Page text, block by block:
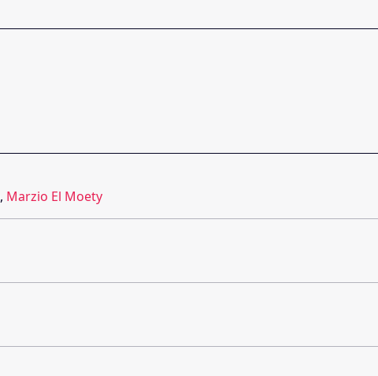
, Marzio El Moety